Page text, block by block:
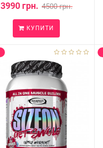
3990 грн. 4500 грн.
КУПИТИ